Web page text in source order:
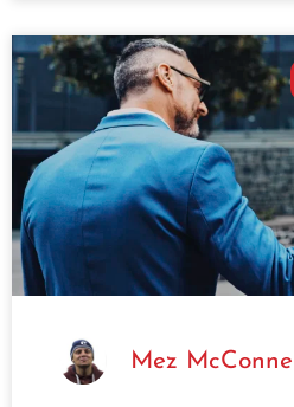
Mez McConnell